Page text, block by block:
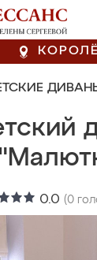
0.0 (0